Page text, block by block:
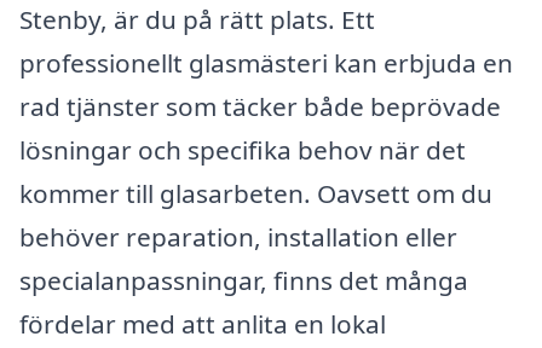
Stenby, är du på rätt plats. Ett
professionellt glasmästeri kan erbjuda en
rad tjänster som täcker både beprövade
lösningar och specifika behov när det
kommer till glasarbeten. Oavsett om du
behöver reparation, installation eller
specialanpassningar, finns det många
fördelar med att anlita en lokal